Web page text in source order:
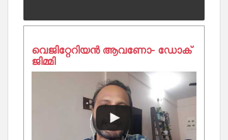
വെജിറ്റേറിയൻ ആവണോ- ഡോക്
ജിമ്മി